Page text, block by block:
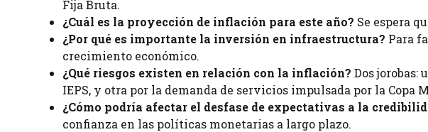
Fija Bruta.
¿Cuál es la proyección de inflación para este año? Se espera
¿Por qué es importante la inversión en infraestructura? Para
crecimiento económico.
¿Qué riesgos existen en relación con la inflación? Dos jorobas:
IEPS, y otra por la demanda de servicios impulsada por la Copa
¿Cómo podría afectar el desfase de expectativas a la
confianza en las políticas monetarias a largo plazo.